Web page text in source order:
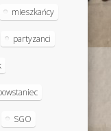
mieszkańcy
partyzanci
SGO